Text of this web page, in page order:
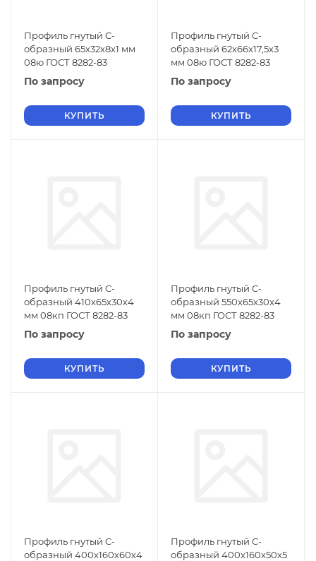
Профиль гнутый C-
образный 65х32х8х1 мм
08ю ГОСТ 8282-83
По запросу
КУПИТЬ
Профиль гнутый C-
образный 62х66х17,5х3
мм 08ю ГОСТ 8282-83
По запросу
КУПИТЬ
Профиль гнутый C-
образный 410х65х30х4
мм 08кп ГОСТ 8282-83
По запросу
КУПИТЬ
Профиль гнутый C-
образный 550х65х30х4
мм 08кп ГОСТ 8282-83
По запросу
КУПИТЬ
Профиль гнутый C-
образный 400х160х60х4
Профиль гнутый C-
образный 400х160х50х5